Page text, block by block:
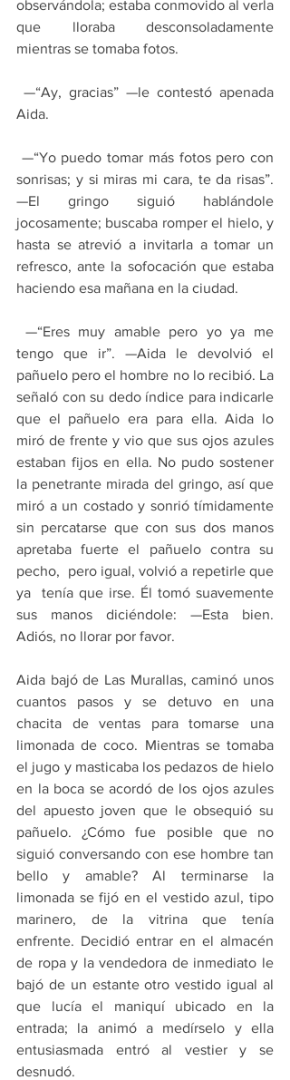
observándola; estaba conmovido al verla
que lloraba desconsoladamente
mientras se tomaba fotos.
Aida.
sonrisas; y si miras mi cara, te da risas”.
—El gringo siguió hablándole
jocosamente; buscaba romper el hielo, y
hasta se atrevió a invitarla a tomar un
refresco, ante la sofocación que estaba
haciendo esa mañana en la ciudad.
tengo que ir”. —Aida le devolvió el
pañuelo pero el hombre no lo recibió. La
señaló con su dedo índice para indicarle
que el pañuelo era para ella. Aida lo
miró de frente y vio que sus ojos azules
estaban fijos en ella. No pudo sostener
la penetrante mirada del gringo, así que
miró a un costado y sonrió tímidamente
sin percatarse que con sus dos manos
apretaba fuerte el pañuelo contra su
pecho,  pero igual, volvió a repetirle que
ya  tenía que irse. Él tomó suavemente
sus manos diciéndole: —Esta bien.
Adiós, no llorar por favor.
Aida bajó de Las Murallas, caminó unos
cuantos pasos y se detuvo en una
chacita de ventas para tomarse una
limonada de coco. Mientras se tomaba
el jugo y masticaba los pedazos de hielo
en la boca se acordó de los ojos azules
del apuesto joven que le obsequió su
pañuelo. ¿Cómo fue posible que no
siguió conversando con ese hombre tan
bello y amable? Al terminarse la
limonada se fijó en el vestido azul, tipo
marinero, de la vitrina que tenía
enfrente. Decidió entrar en el almacén
de ropa y la vendedora de inmediato le
bajó de un estante otro vestido igual al
que lucía el maniquí ubicado en la
entrada; la animó a medírselo y ella
entusiasmada entró al vestier y se
desnudó.